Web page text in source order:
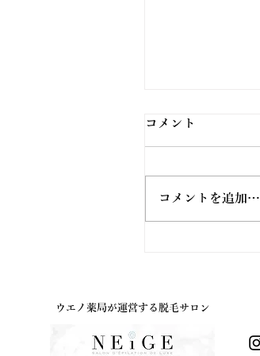
コメント
コメントを追加…
ウエノ薬局が運営する脱毛サロン